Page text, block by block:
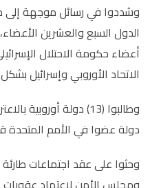
وشددوا في رسائل موجهة إلى
الدول السبع والعشرين
أعضاء حكومة الاحتلال
الاتحاد الأوروبي وإسرائيل
دولة عضوا في الأمم المتحدة
وحثوا على عقد اجتماعات